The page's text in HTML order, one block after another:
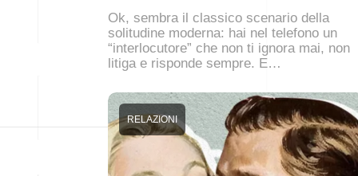
Ok, sembra il classico scenario della
solitudine moderna: hai nel telefono un
“interlocutore” che non ti ignora mai, non
litiga e risponde sempre. E…
RELAZIONI